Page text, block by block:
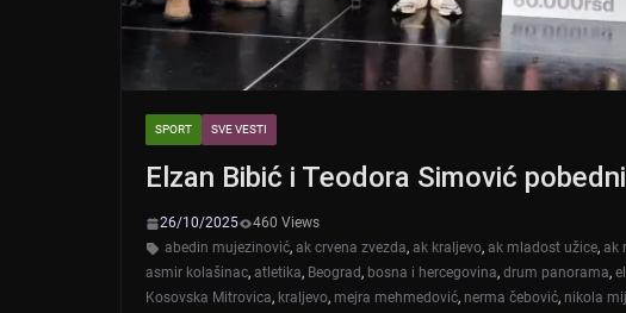
SPORT SVE VESTI
Elzan Bibić i Teodora Simović
26/10/2025
460 Views
abedin mujezinović, ak crvena zvezda, ak kraljevo, ak mladost užice, ak
asmir kolašinac, atletika, Beograd, bosna i hercegovina, drum panorama,
Kosovska Mitrovica, kraljevo, mejra mehmedović, nerma čebović, nikola